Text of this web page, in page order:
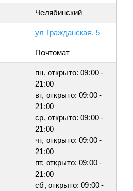
Челябинский
ул Гражданская, 5
Почтомат
пн, открыто: 09:00 -
21:00
вт, открыто: 09:00 -
21:00
ср, открыто: 09:00 -
21:00
чт, открыто: 09:00 -
21:00
пт, открыто: 09:00 -
21:00
сб, открыто: 09:00 -